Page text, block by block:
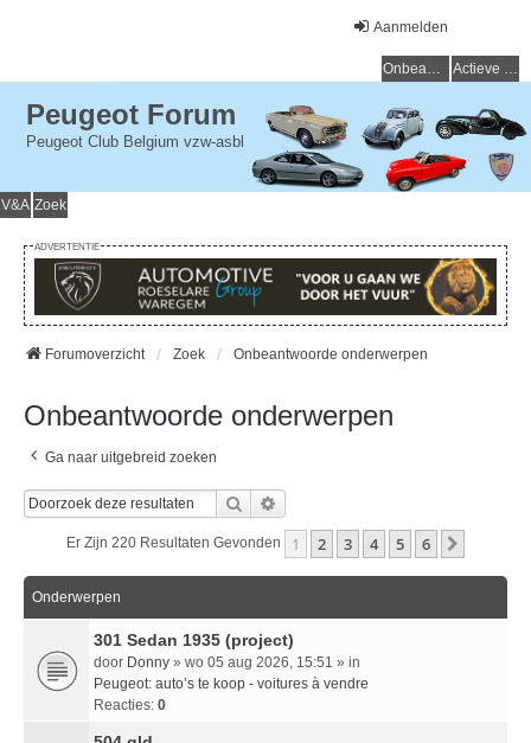
Aanmelden
Onbeantwoorde onderwerpen Actieve onderwerpen
Peugeot Forum
Peugeot Club Belgium vzw-asbl
V&A Zoek
ADVERTENTIE
Forumoverzicht Zoek Onbeantwoorde onderwerpen
Onbeantwoorde onderwerpen
Ga naar uitgebreid zoeken
Zoek
Er Zijn 220 Resultaten Gevonden 1 2 3 4 5 6
Onderwerpen
301 Sedan 1935 (project)
door Donny » wo 05 aug 2026, 15:51 » in
Peugeot: auto’s te koop - voitures à vendre
Reacties: 0